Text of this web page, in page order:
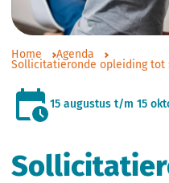
Home
Agenda
Sollicitatieronde opleiding tot
15 augustus t/m 15